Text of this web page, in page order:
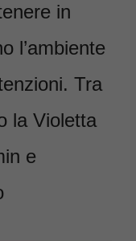
in
l’ambiente
Tra
la Violetta
e